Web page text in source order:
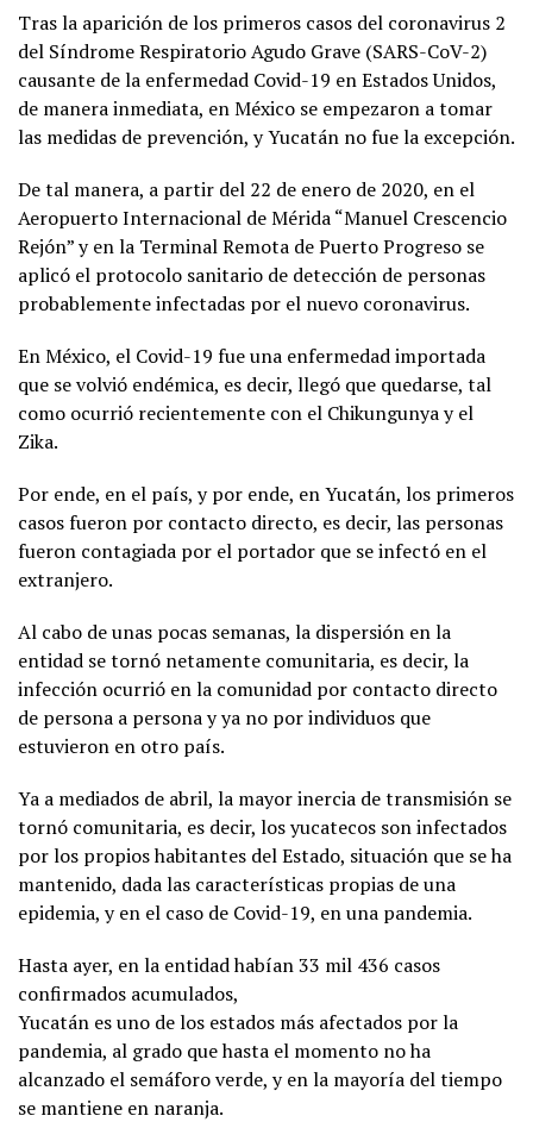
Tras la aparición de los primeros casos del coronavirus 2
del Síndrome Respiratorio Agudo Grave (SARS-CoV-2)
causante de la enfermedad Covid-19 en Estados Unidos,
de manera inmediata, en México se empezaron a tomar
las medidas de prevención, y Yucatán no fue la excepción.
De tal manera, a partir del 22 de enero de 2020, en el
Aeropuerto Internacional de Mérida “Manuel Crescencio
Rejón” y en la Terminal Remota de Puerto Progreso se
aplicó el protocolo sanitario de detección de personas
probablemente infectadas por el nuevo coronavirus.
En México, el Covid-19 fue una enfermedad importada
que se volvió endémica, es decir, llegó que quedarse, tal
como ocurrió recientemente con el Chikungunya y el
Zika.
Por ende, en el país, y por ende, en Yucatán, los primeros
casos fueron por contacto directo, es decir, las personas
fueron contagiada por el portador que se infectó en el
extranjero.
Al cabo de unas pocas semanas, la dispersión en la
entidad se tornó netamente comunitaria, es decir, la
infección ocurrió en la comunidad por contacto directo
de persona a persona y ya no por individuos que
estuvieron en otro país.
Ya a mediados de abril, la mayor inercia de transmisión se
tornó comunitaria, es decir, los yucatecos son infectados
por los propios habitantes del Estado, situación que se ha
mantenido, dada las características propias de una
epidemia, y en el caso de Covid-19, en una pandemia.
Hasta ayer, en la entidad habían 33 mil 436 casos
confirmados acumulados,
Yucatán es uno de los estados más afectados por la
pandemia, al grado que hasta el momento no ha
alcanzado el semáforo verde, y en la mayoría del tiempo
se mantiene en naranja.